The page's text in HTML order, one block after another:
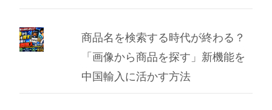
商品名を検索する時代が終わる？
「画像から商品を探す」新機能を
中国輸入に活かす方法